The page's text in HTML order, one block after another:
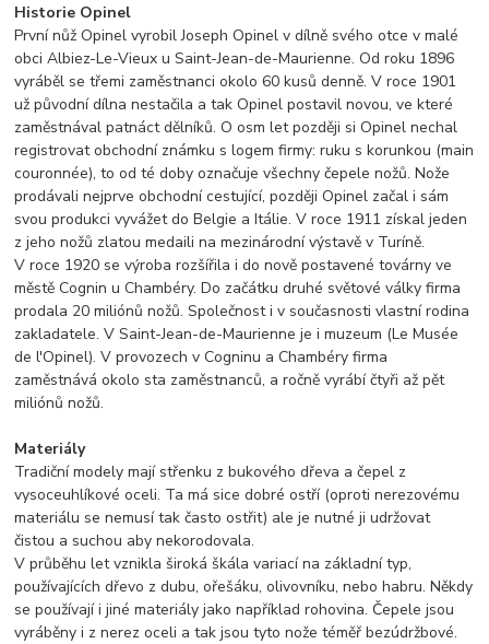
Historie Opinel
První nůž Opinel vyrobil Joseph Opinel v dílně svého otce v malé
obci Albiez-Le-Vieux u Saint-Jean-de-Maurienne. Od roku 1896
vyráběl se třemi zaměstnanci okolo 60 kusů denně. V roce 1901
už původní dílna nestačila a tak Opinel postavil novou, ve které
zaměstnával patnáct dělníků. O osm let později si Opinel nechal
registrovat obchodní známku s logem firmy: ruku s korunkou (main
couronnée), to od té doby označuje všechny čepele nožů. Nože
prodávali nejprve obchodní cestující, později Opinel začal i sám
svou produkci vyvážet do Belgie a Itálie. V roce 1911 získal jeden
z jeho nožů zlatou medaili na mezinárodní výstavě v Turíně.
V roce 1920 se výroba rozšířila i do nově postavené továrny ve
městě Cognin u Chambéry. Do začátku druhé světové války firma
prodala 20 miliónů nožů. Společnost i v současnosti vlastní rodina
zakladatele. V Saint-Jean-de-Maurienne je i muzeum (Le Musée
de l'Opinel). V provozech v Cogninu a Chambéry firma
zaměstnává okolo sta zaměstnanců, a ročně vyrábí čtyři až pět
miliónů nožů.
Materiály
Tradiční modely mají střenku z bukového dřeva a čepel z
vysoceuhlíkové oceli. Ta má sice dobré ostří (oproti nerezovému
materiálu se nemusí tak často ostřit) ale je nutné ji udržovat
čistou a suchou aby nekorodovala.
V průběhu let vznikla široká škála variací na základní typ,
používajících dřevo z dubu, ořešáku, olivovníku, nebo habru. Někdy
se používají i jiné materiály jako například rohovina. Čepele jsou
vyráběny i z nerez oceli a tak jsou tyto nože téměř bezúdržbové.